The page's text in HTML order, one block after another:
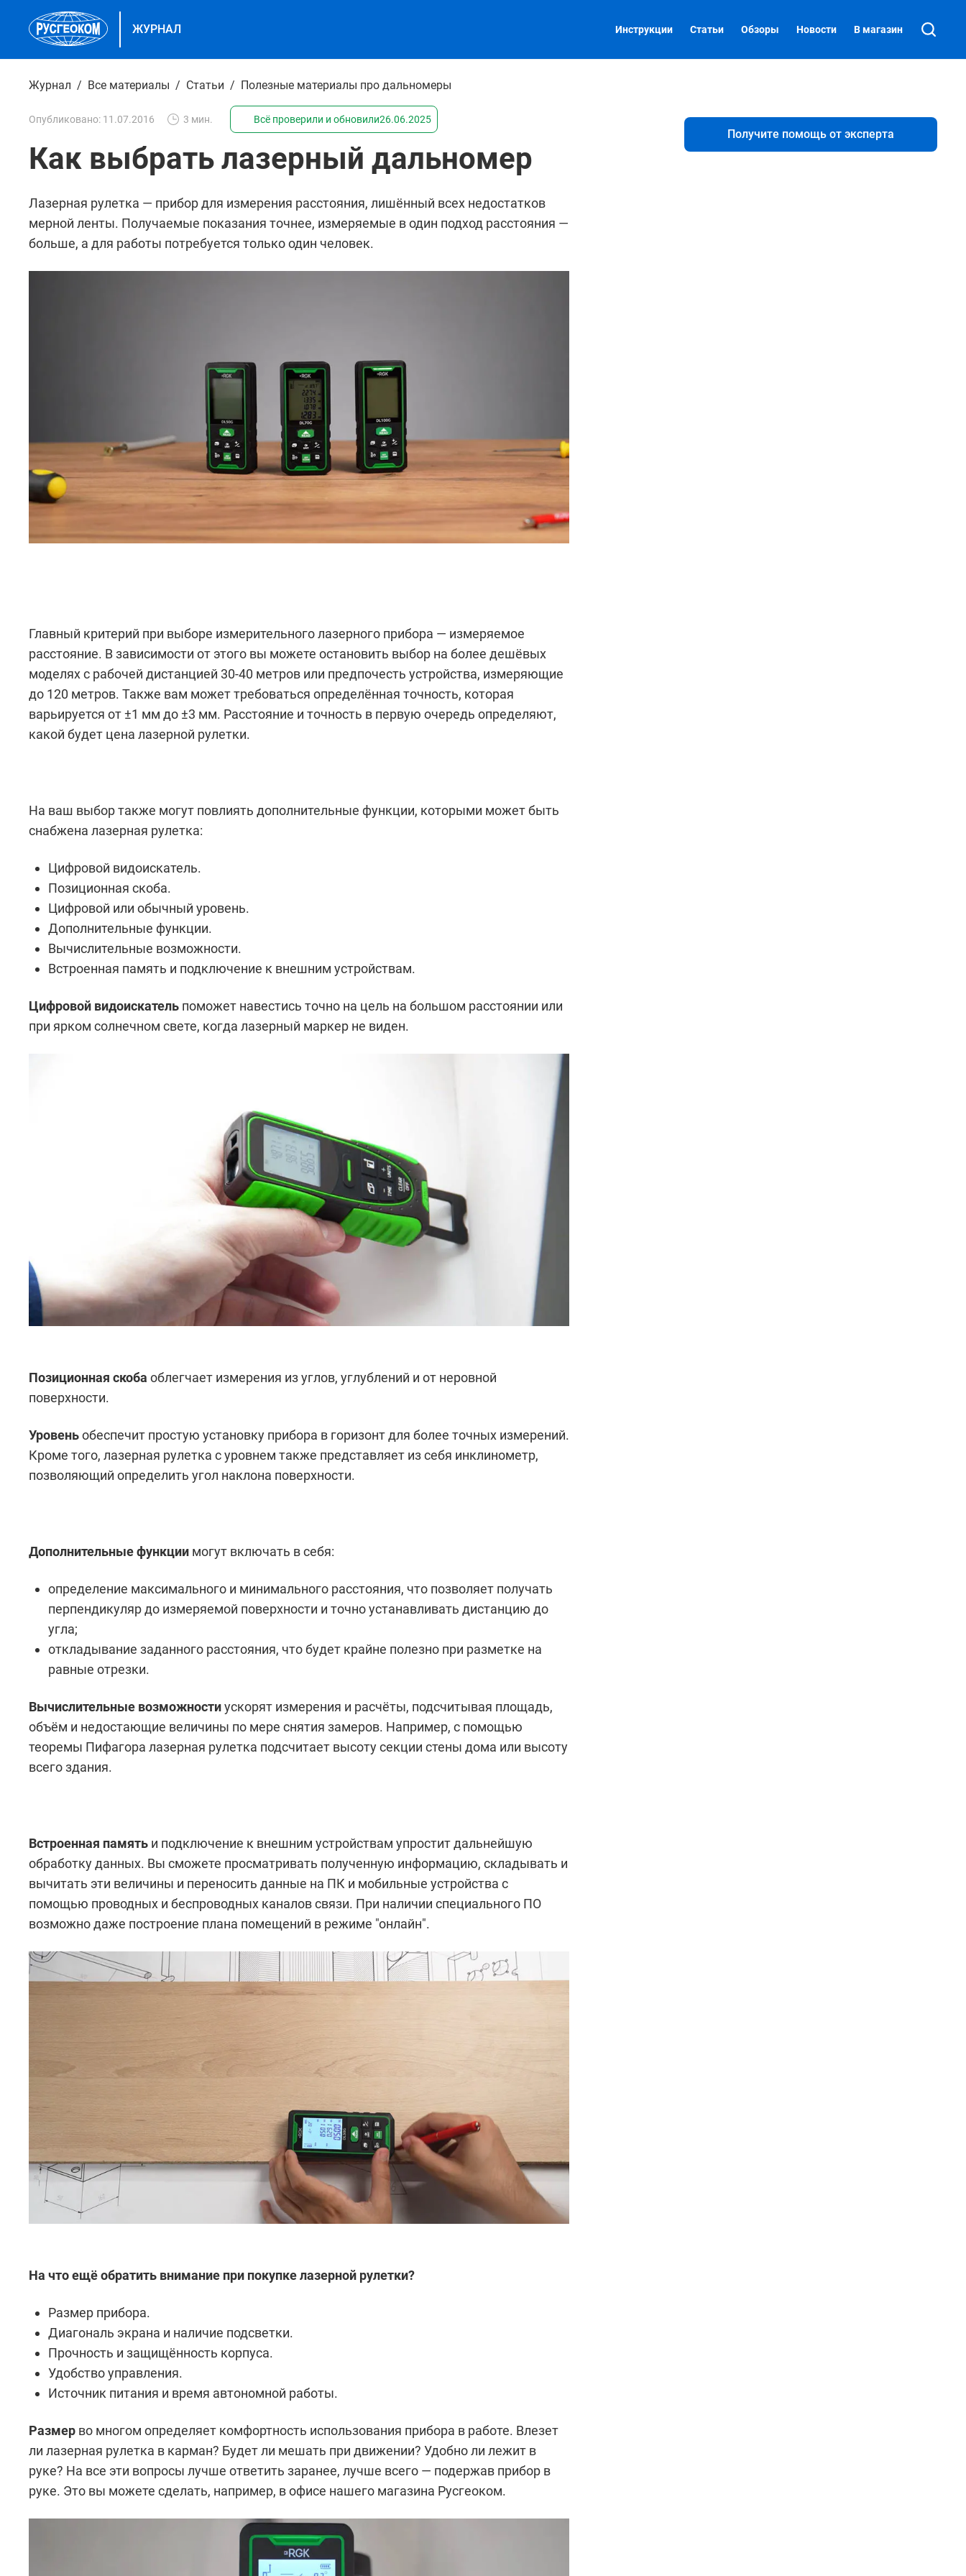
ЖУРНАЛ Инструкции Статьи Обзоры Новости В магазин
Журнал Все материалы Статьи Полезные материалы про дальномеры
Опубликовано: 11.07.2016 3 мин. Всё проверили и обновили26.06.2025
Как выбрать лазерный дальномер
Лазерная рулетка — прибор для измерения расстояния, лишённый всех недостатков
мерной ленты. Получаемые показания точнее, измеряемые в один подход расстояния —
больше, а для работы потребуется только один человек.
Главный критерий при выборе измерительного лазерного прибора — измеряемое
расстояние. В зависимости от этого вы можете остановить выбор на более дешёвых
моделях с рабочей дистанцией 30-40 метров или предпочесть устройства, измеряющие
до 120 метров. Также вам может требоваться определённая точность, которая
варьируется от ±1 мм до ±3 мм. Расстояние и точность в первую очередь определяют,
какой будет цена лазерной рулетки.
На ваш выбор также могут повлиять дополнительные функции, которыми может быть
снабжена лазерная рулетка:
Цифровой видоискатель.
Позиционная скоба.
Цифровой или обычный уровень.
Дополнительные функции.
Вычислительные возможности.
Встроенная память и подключение к внешним устройствам.
Цифровой видоискатель поможет навестись точно на цель на большом расстоянии или
при ярком солнечном свете, когда лазерный маркер не виден.
Позиционная скоба облегчает измерения из углов, углублений и от неровной
поверхности.
Уровеньобеспечит простую установку прибора в горизонт для более точных измерений.
Кроме того, лазерная рулетка с уровнем также представляет из себя инклинометр,
позволяющий определить угол наклона поверхности.
Дополнительные функции могут включать в себя:
определение максимального и минимального расстояния, что позволяет получать
перпендикуляр до измеряемой поверхности и точно устанавливать дистанцию до
угла;
откладывание заданного расстояния, что будет крайне полезно при разметке на
равные отрезки.
Вычислительные возможностиускорят измерения и расчёты, подсчитывая площадь,
объём и недостающие величины по мере снятия замеров. Например, с помощью
теоремы Пифагора лазерная рулетка подсчитает высоту секции стены дома или высоту
всего здания.
Встроенная память и подключение к внешним устройствам упростит дальнейшую
обработку данных. Вы сможете просматривать полученную информацию, складывать и
вычитать эти величины и переносить данные на ПК и мобильные устройства с
помощью проводных и беспроводных каналов связи. При наличии специального ПО
возможно даже построение плана помещений в режиме "онлайн".
На что ещё обратить внимание при покупке лазерной рулетки?
Размер прибора.
Диагональ экрана и наличие подсветки.
Прочность и защищённость корпуса.
Удобство управления.
Источник питания и время автономной работы.
Размер во многом определяет комфортность использования прибора в работе. Влезет
ли лазерная рулетка в карман? Будет ли мешать при движении? Удобно ли лежит в
руке? На все эти вопросы лучше ответить заранее, лучше всего — подержав прибор в
руке. Это вы можете сделать, например, в офисе нашего магазина Русгеоком.
Получите помощь от эксперта